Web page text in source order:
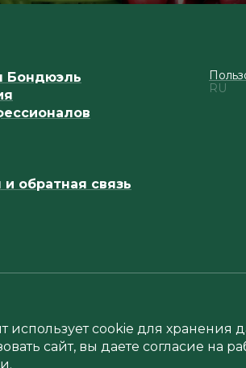
Бондюэль
обратная связь
RU
использует cookie для хранения
сайт, вы даете согласие на